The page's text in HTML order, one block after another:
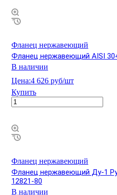
Фланец нержавеющий
Фланец нержавеющий AISI
В наличии
Цена:4 626 руб/шт
Купить
Фланец нержавеющий
Фланец нержавеющий Ду-1
12821-80
В наличии